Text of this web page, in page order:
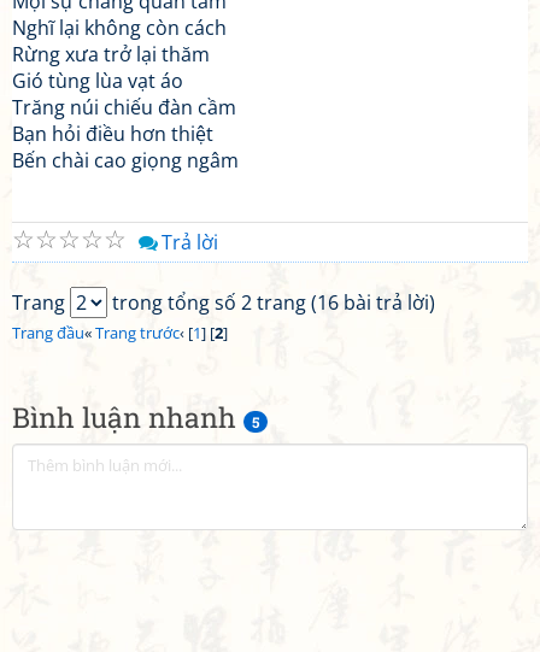
Bình luận nhanh 5
Nghĩ lại không còn cách
Rừng xưa trở lại thăm
Gió tùng lùa vạt áo
Trăng núi chiếu đàn cầm
Bạn hỏi điều hơn thiệt
Bến chài cao giọng ngâm
☆
☆
☆
☆
☆ Trả lời
Trang trong tổng số 2 trang (16 bài trả lời)
Trang đầu«Trang trước‹ [1] [2]